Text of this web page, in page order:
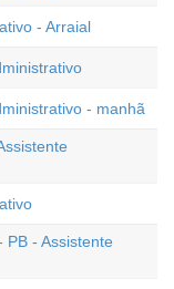
- Arraial
- manhã
PB - Assistente